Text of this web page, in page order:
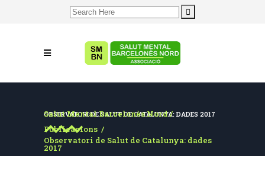
Search
OBSERVATORI DE SALUT DE CATALUNYA: DADES 2017
Salut Mental Barcelonès Nord/
Publicacions /
Observatori de Salut de Catalunya: dades
2017